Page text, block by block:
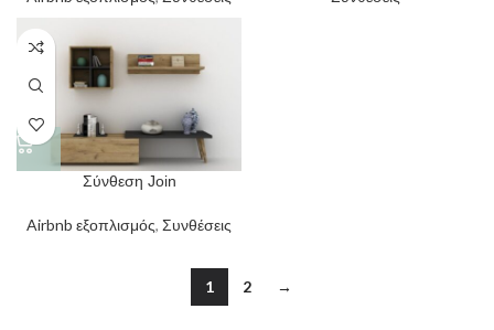
Σύνθεση Join
Airbnb εξοπλισμός, Συνθέσεις
1 2 →